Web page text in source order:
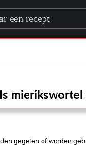
a recipe
Is mierikswortel
gegeten of worden